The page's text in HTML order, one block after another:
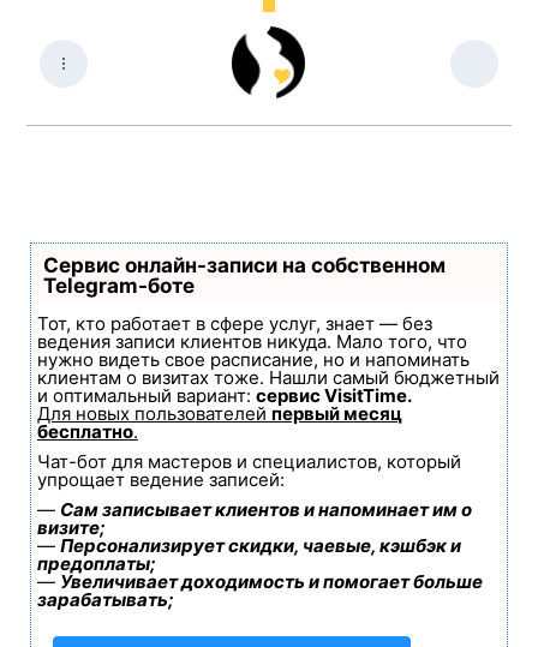
Сервис онлайн-записи на собственном
Telegram-боте
Тот, кто работает в сфере услуг, знает — без
ведения записи клиентов никуда. Мало того, что
нужно видеть свое расписание, но и напоминать
клиентам о визитах тоже. Нашли самый бюджетный
и оптимальный вариант: сервис VisitTime.
Для новых пользователей первый месяц
бесплатно.
Чат-бот для мастеров и специалистов, который
упрощает ведение записей:
— Сам записывает клиентов и напоминает им о
визите;
— Персонализирует скидки, чаевые, кэшбэк и
предоплаты;
— Увеличивает доходимость и помогает больше
зарабатывать;